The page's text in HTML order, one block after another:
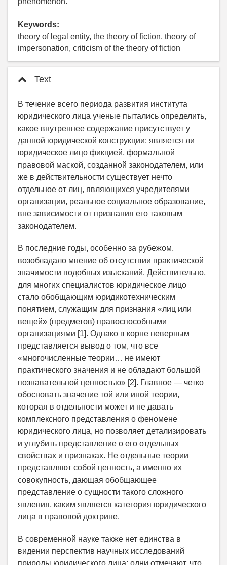
Keywords:
theory of legal entity, the theory of fiction, theory of
impersonation, criticism of the theory of fiction
Text
В течение всего периода развития института
юридического лица ученые пытались определить,
какое внутреннее содержание присутствует у
данной юридической конструкции: является ли
юридическое лицо фикцией, формальной
правовой маской, созданной законодателем, или
же в действительности существует нечто
отдельное от лиц, являющихся учредителями
организации, реальное социальное образование,
вне зависимости от признания его таковым
законодателем.
В последние годы, особенно за рубежом,
возобладало мнение об отсутствии практической
значимости подобных изысканий. Действительно,
для многих специалистов юридическое лицо
стало обобщающим юридико­техническим
понятием, служащим для признания «лиц или
вещей» (предметов) правоспособными
организациями [1]. Однако в корне неверным
представляется вывод о том, что все
«многочисленные теории… не имеют
практического значения и не обладают большой
познавательной ценностью» [2]. Главное — четко
обосновать значение той или иной теории,
которая в отдельности может и не давать
комплексного представления о феномене
юридического лица, но позволяет детализировать
и углубить представление о его отдельных
свойствах и признаках. Не отдельные теории
представляют собой ценность, а именно их
совокупность, дающая обобщающее
представление о сущности такого сложного
явления, каким является категория юридического
лица в правовой доктрине.
В современной науке также нет единства в
видении перспектив научных исследований
природы юридического лица: одни отмечают, что